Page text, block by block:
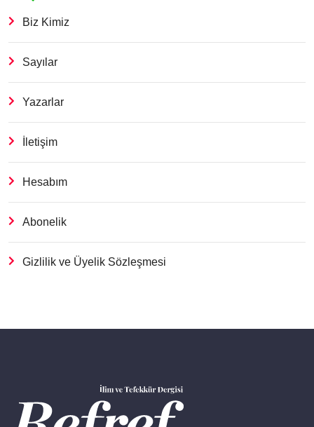
Biz Kimiz
Sayılar
Yazarlar
İletişim
Hesabım
Abonelik
Gizlilik ve Üyelik Sözleşmesi